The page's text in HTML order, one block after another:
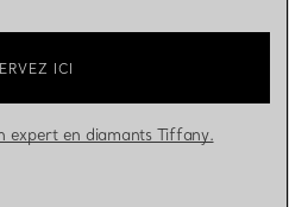
ICI
expert en diamants Tiffany.